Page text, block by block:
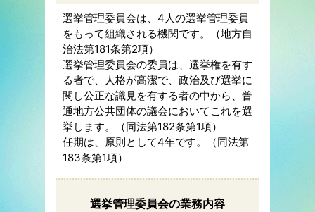
選挙管理委員会は、4人の選挙管理委員
をもって組織される機関です。（地方自
治法第181条第2項）
選挙管理委員会の委員は、選挙権を有す
る者で、人格が高潔で、政治及び選挙に
関し公正な識見を有する者の中から、普
通地方公共団体の議会においてこれを選
挙します。（同法第182条第1項）
任期は、原則として4年です。（同法第
183条第1項）
選挙管理委員会の業務内容